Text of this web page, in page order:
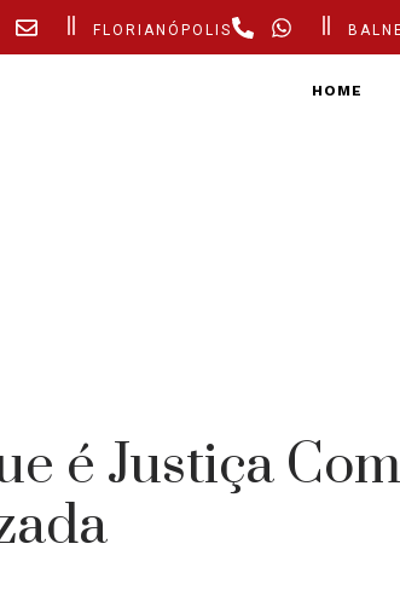
FLORIANÓPOLIS
HOME
é Justiça